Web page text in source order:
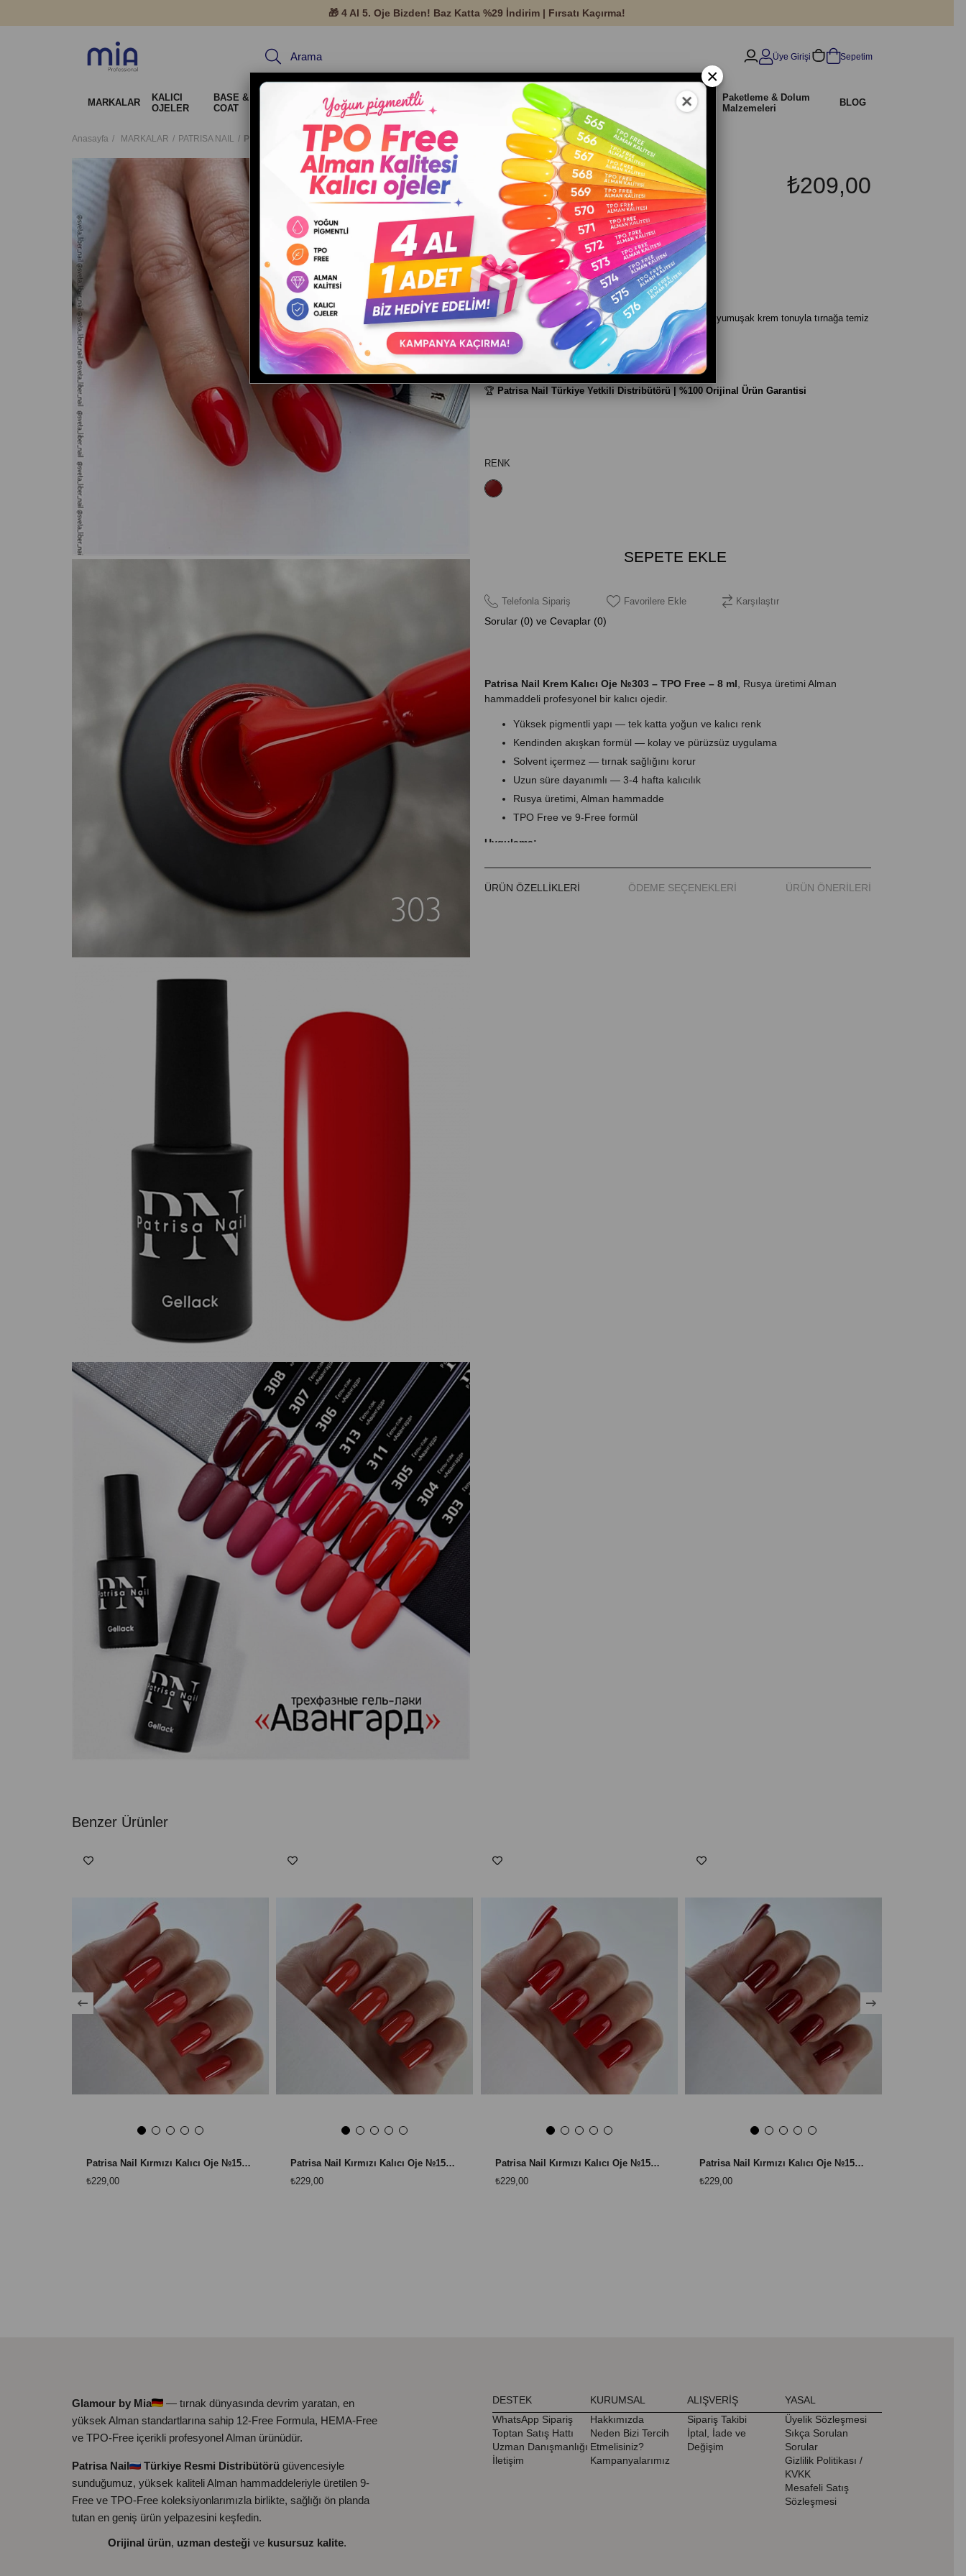
Üye Girişi Sepetim
MARKALAR
KALICI
OJELER
BASE & TOP
COAT
Jel Sistemleri ve Protez
Tırnak Ürünleri
Malzemeleri
Tırnak Ekipman ve
Aksesuarları
İndirimli
Ürünler
Paketleme & Dolum
Malzemeleri
BLOG
Anasayfa MARKALAR PATRISA NAIL Patrisa Nail Krem Kalıcı Oje №303 – TPO Free – 8 ml
Patrisa Nail
Krem Kalıcı Oje
№303 – TPO
Free – 8 ml
₺209,00
Barkod : 20000639
Patrisa Nail Krem Kalıcı Oje №303 – TPO Free – 8 ml, yumuşak krem tonuyla tırnağa temiz
ve profesyonel bir görünüm verir.
TPO Free. 9-Free. UV/LED uyumlu.
🏆 Patrisa Nail Türkiye Yetkili Distribütörü | %100 Orijinal Ürün Garantisi
RENK
Telefonla Sipariş Favorilere Ekle Karşılaştır
Sorular (0) ve Cevaplar (0)
Patrisa Nail Krem Kalıcı Oje №303 – TPO Free – 8 ml, Rusya üretimi Alman
hammaddeli profesyonel bir kalıcı ojedir.
Yüksek pigmentli yapı — tek katta yoğun ve kalıcı renk
Kendinden akışkan formül — kolay ve pürüzsüz uygulama
Solvent içermez — tırnak sağlığını korur
Uzun süre dayanımlı — 3-4 hafta kalıcılık
Rusya üretimi, Alman hammadde
TPO Free ve 9-Free formül
Uygulama:
3. Base coat uygulayın — LED 1 dk / UV 2 dk kürleyin.
ÜRÜN ÖZELLIKLERI ÖDEME SEÇENEKLERI ÜRÜN ÖNERILERI
Benzer Ürünler
Patrisa Nail Kırmızı Kalıcı Oje №150 – TPO Free – 8 ml
₺229,00
Patrisa Nail Kırmızı Kalıcı Oje №151 – TPO Free – 8 ml
₺229,00
Patrisa Nail Kırmızı Kalıcı Oje №152 – TPO Free – 8 ml
₺229,00
Patrisa Nail Kırmızı Kalıcı Oje №153 – TPO Free – 8 ml
₺229,00
Glamour by Mia
— tırnak dünyasında devrim yaratan, en
yüksek Alman standartlarına sahip 12-Free Formula, HEMA-Free
ve TPO-Free içerikli profesyonel Alman ürünüdür.
Patrisa Nail Türkiye Resmi Distribütörü güvencesiyle
sunduğumuz, yüksek kaliteli Alman hammaddeleriyle üretilen 9-
Free ve TPO-Free koleksiyonlarımızla birlikte, sağlığı ön planda
tutan en geniş ürün yelpazesini keşfedin.
Orijinal ürün, uzman desteği ve kusursuz kalite.
DESTEK
WhatsApp Sipariş
Toptan Satış Hattı
Uzman Danışmanlığı
İletişim
KURUMSAL
Hakkımızda
Neden Bizi Tercih
Etmelisiniz?
Kampanyalarımız
ALIŞVERİŞ
Sipariş Takibi
İptal, İade ve
Değişim
YASAL
Üyelik Sözleşmesi
Sıkça Sorulan
Sorular
Gizlilik Politikası /
KVKK
Mesafeli Satış
Sözleşmesi
×